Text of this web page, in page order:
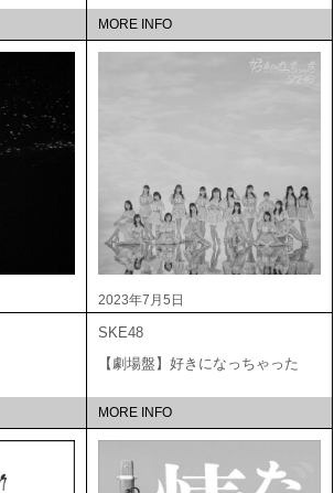
MORE INFO
2023年7月5日
SKE48
【劇場盤】好きになっちゃった
MORE INFO